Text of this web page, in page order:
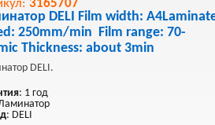
3165707
DELI Film width:
250mm/min Film range: 70-
Thickness: about 3min
DELI.
: 1 год
: DELI